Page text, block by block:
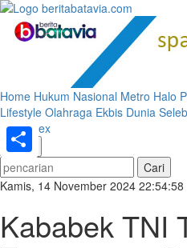
Home Hukum Nasional Metro Halo
Lifestyle Olahraga Ekbis Dunia Seleb
Pak Index
«
»
Kamis, 14 November 2024 22:54:58
Kababek TNI
Share